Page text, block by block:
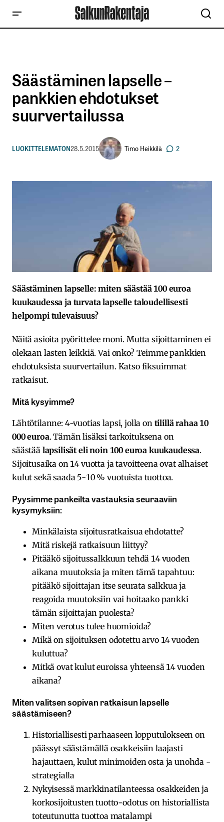
Säästäminen lapselle –
pankkien ehdotukset
suurvertailussa
LUOKITTELEMATON28.5.2015 Timo Heikkilä 2
Säästäminen lapselle: miten säästää 100 euroa
kuukaudessa ja turvata lapselle taloudellisesti
helpompi tulevaisuus?
Näitä asioita pyörittelee moni. Mutta sijoittaminen ei
olekaan lasten leikkiä. Vai onko? Teimme pankkien
ehdotuksista suurvertailun. Katso fiksuimmat
ratkaisut.
Mitä kysyimme?
Lähtötilanne: 4-vuotias lapsi, jolla ontilillä rahaa 10
000 euroa. Tämän lisäksi tarkoituksena on
säästää lapsilisät eli noin 100 euroa kuukaudessa.
Sijoitusaika on 14 vuotta ja tavoitteena ovat alhaiset
kulut sekä saada 5-10 % vuotuista tuottoa.
Pyysimme pankeilta vastauksia seuraaviin
kysymyksiin:
Minkälaista sijoitusratkaisua ehdotatte?
Mitä riskejä ratkaisuun liittyy?
Pitääkö sijoitussalkkuun tehdä 14 vuoden
aikana muutoksia ja miten tämä tapahtuu:
pitääkö sijoittajan itse seurata salkkua ja
reagoida muutoksiin vai hoitaako pankki
tämän sijoittajan puolesta?
Miten verotus tulee huomioida?
Mikä on sijoituksen odotettu arvo 14 vuoden
kuluttua?
Mitkä ovat kulut euroissa yhteensä 14 vuoden
aikana?
Miten valitsen sopivan ratkaisun lapselle
säästämiseen?
Historiallisesti parhaaseen lopputulokseen on
päässyt säästämällä osakkeisiin laajasti
hajauttaen, kulut minimoiden osta ja unohda -
strategialla
Nykyisessä markkinatilanteessa osakkeiden ja
korkosijoitusten tuotto-odotus on historiallista
toteutunutta tuottoa matalampi